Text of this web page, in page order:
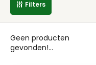
Filters
Geen producten
gevonden!...